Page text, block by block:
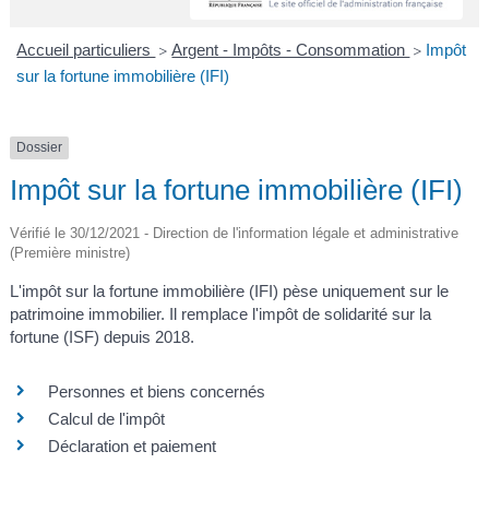
R
Accueil particuliers > Argent - Impôts - Consommation > Impôt
sur la fortune immobilière (IFI)
Dossier
Impôt sur la fortune immobilière (IFI)
Vérifié le 30/12/2021 - Direction de l'information légale et administrative
(Première ministre)
L'impôt sur la fortune immobilière (IFI) pèse uniquement sur le
patrimoine immobilier. Il remplace l'impôt de solidarité sur la
fortune (ISF) depuis 2018.
Personnes et biens concernés
Calcul de l'impôt
Déclaration et paiement